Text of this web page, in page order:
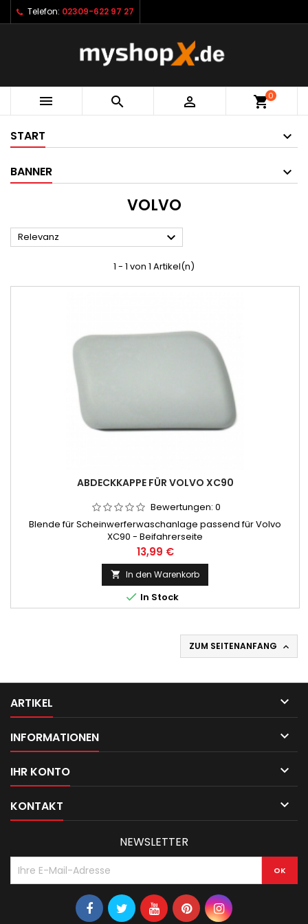
Telefon: 02309-622 97 27
   shopping_cart0
START
BANNER
VOLVO
Relevanz 
1 - 1 von 1 Artikel(n)
ABDECKKAPPE FÜR VOLVO XC90
Bewertungen: 0
Blende für Scheinwerferwaschanlage passend für Volvo
XC90 - Beifahrerseite
Preis
13,99 €
 In den Warenkorb
 In Stock
ZUM SEITENANFANG 
ARTIKEL 
INFORMATIONEN 
IHR KONTO 
KONTAKT 
NEWSLETTER